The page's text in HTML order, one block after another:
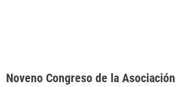
Noveno Congreso de la